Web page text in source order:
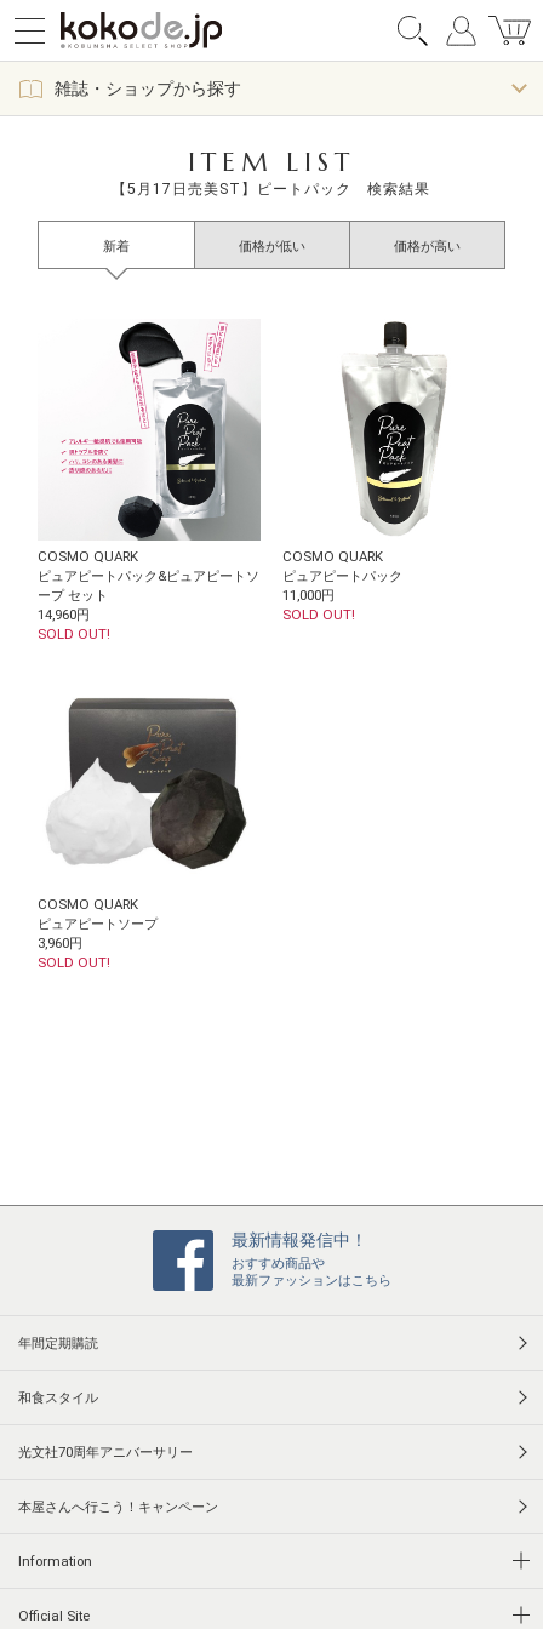
雑誌・ショップから探す
ITEM LIST
【5月17日売美ST】ピートパック 検索結果
新着 価格が低い 価格が高い
COSMO QUARK
ピュアピートパック&ピュアピートソ
ープ セット
14,960円
SOLD OUT!
COSMO QUARK
ピュアピートパック
11,000円
SOLD OUT!
COSMO QUARK
ピュアピートソープ
3,960円
SOLD OUT!
最新情報発信中！
おすすめ商品や
最新ファッションはこちら
年間定期購読
和食スタイル
光文社70周年アニバーサリー
本屋さんへ行こう！キャンペーン
Information
Official Site